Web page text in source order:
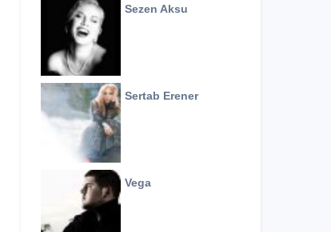
Sezen Aksu
Sertab Erener
Vega